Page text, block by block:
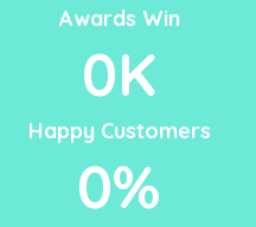
Awards Win
Happy Customers
0K
0%